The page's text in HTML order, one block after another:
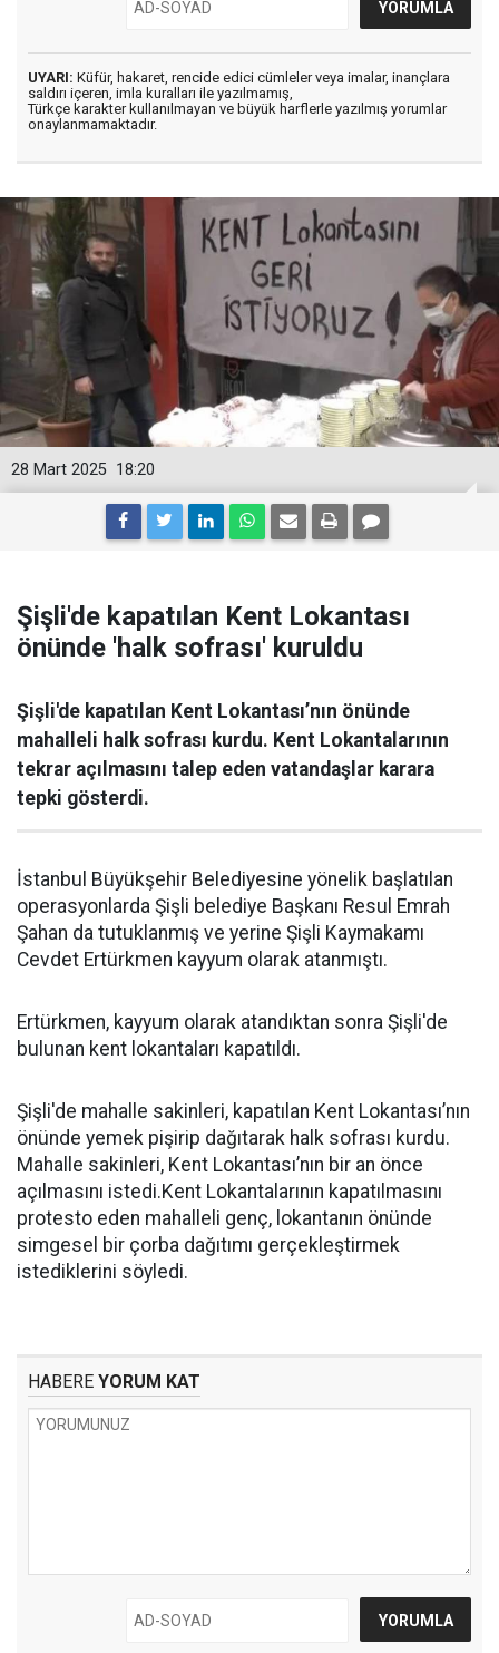
UYARI: Küfür, hakaret, rencide edici cümleler veya imalar, inançlara
saldırı içeren, imla kuralları ile yazılmamış,
Türkçe karakter kullanılmayan ve büyük harflerle yazılmış yorumlar
onaylanmamaktadır.
18:20
28 Mart 2025
Şişli'de kapatılan Kent Lokantası
önünde 'halk sofrası' kuruldu
Şişli'de kapatılan Kent Lokantası’nın önünde
mahalleli halk sofrası kurdu. Kent Lokantalarının
tekrar açılmasını talep eden vatandaşlar karara
tepki gösterdi.
İstanbul Büyükşehir Belediyesine yönelik başlatılan
operasyonlarda Şişli belediye Başkanı Resul Emrah
Şahan da tutuklanmış ve yerine Şişli Kaymakamı
Cevdet Ertürkmen kayyum olarak atanmıştı.
Ertürkmen, kayyum olarak atandıktan sonra Şişli'de
bulunan kent lokantaları kapatıldı.
Şişli'de mahalle sakinleri, kapatılan Kent Lokantası’nın
önünde yemek pişirip dağıtarak halk sofrası kurdu.
Mahalle sakinleri, Kent Lokantası’nın bir an önce
açılmasını istedi.Kent Lokantalarının kapatılmasını
protesto eden mahalleli genç, lokantanın önünde
simgesel bir çorba dağıtımı gerçekleştirmek
istediklerini söyledi.
HABERE YORUM KAT